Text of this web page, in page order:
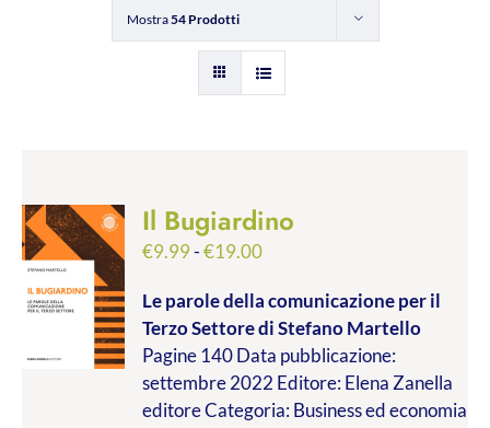
Mostra54 Prodotti
Il Bugiardino
€9.99-€19.00Fascia
prezzo:
da
€9.99
a
€19.00
Le parole della comunicazione per il
Terzo Settoredi Stefano Martello
Pagine 140 Data pubblicazione:
settembre 2022 Editore: Elena Zanella
editore Categoria: Business ed economia